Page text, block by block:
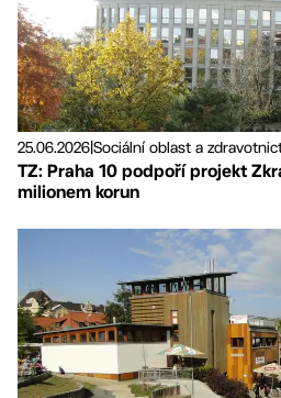
25.06.2026Sociální oblast a
TZ: Praha 10 podpoří projekt
milionem korun